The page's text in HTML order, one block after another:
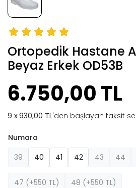
Ortopedik Hastane
Beyaz Erkek OD53B
6.750,00 TL
930,00 TL'den başlayan taksit
Numara
39
40 41 42 43 44
47 (+550 TL) 48 (+550 TL)